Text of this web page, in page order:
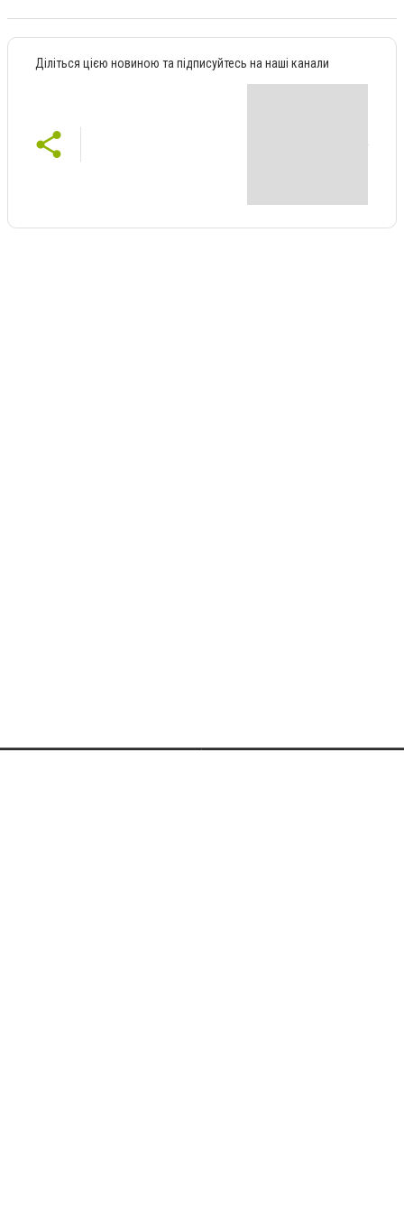
Діліться цією новиною та підписуйтесь на наші канали